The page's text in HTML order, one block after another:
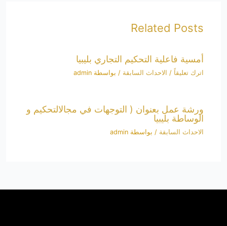
Related Posts
أمسية فاعلية التحكيم التجاري بليبيا
اترك تعليقاً / الاحداث السابقة / بواسطة admin
ورشة عمل بعنوان ( التوجهات في مجالالتحكيم و
الوساطة بليبيا
الاحداث السابقة / بواسطة admin